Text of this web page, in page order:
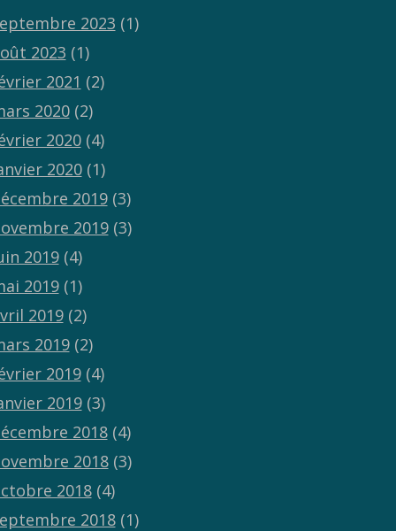
2023 (1)
2023 (1)
2021 (2)
2020(2)
2020(4)
2020(1)
2019(3)
2019(3)
2019(4)
2019(1)
2019(2)
2019(2)
2019(4)
2019(3)
2018(4)
2018(3)
2018(4)
2018(1)